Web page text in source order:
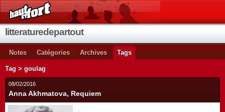
litteraturedepartout
Notes Catégories Archives Tags
Tag > goulag
08/02/2016
Anna Akhmatova, Requiem